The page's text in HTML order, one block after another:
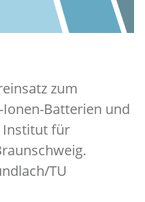
zum
Batterien und
Institut für
TU